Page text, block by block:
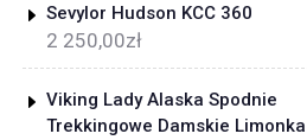
Sevylor Hudson KCC 360
2 250,00zł
Viking Lady Alaska Spodnie
Trekkingowe Damskie Limonka